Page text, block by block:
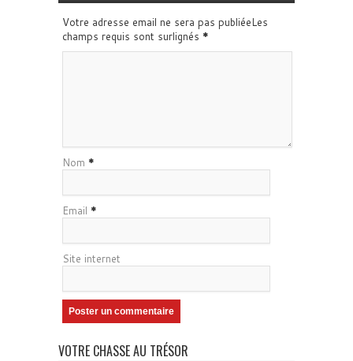
Votre adresse email ne sera pas publiéeLes
champs requis sont surlignés *
Nom *
Email *
Site internet
VOTRE CHASSE AU TRÉSOR